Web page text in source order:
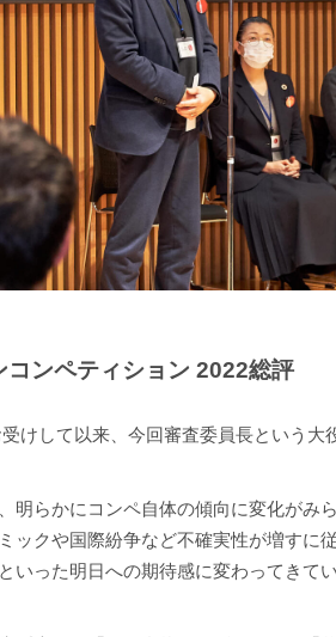
ンペティション 2022総評
けして以来、今回審査委員長という
明らかにコンペ自体の傾向に変化が
ックや国際紛争など不確実性が増すに
いった明日への期待感に変わってきて